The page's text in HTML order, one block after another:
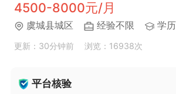
4500-8000元/月
虞城县城区 经验不限 学
更新：30分钟前 浏览：16938次
平台核验